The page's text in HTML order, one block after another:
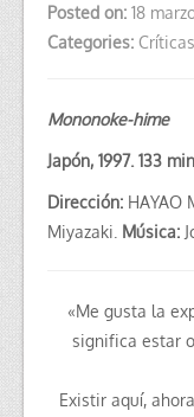
Posted on: 18
Categories: Críticas
Mononoke-hime
Japón, 1997. 133
Dirección: HAYAO
Miyazaki. Música:
«Me gusta la
significa estar
Existir aquí,